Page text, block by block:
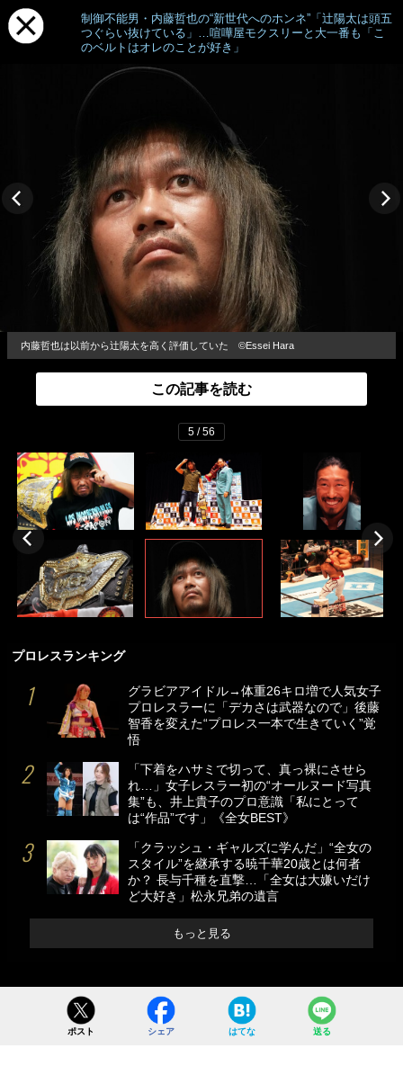
制御不能男・内藤哲也の“新世代へのホンネ”「辻陽太は頭五
つぐらい抜けている」…喧嘩屋モクスリーと大一番も「こ
のベルトはオレのことが好き」
内藤哲也は以前から辻陽太を高く評価していた ©Essei Hara
この記事を読む
5 / 56
プロレスランキング
グラビアアイドル→体重26キロ増で人気女子
プロレスラーに「デカさは武器なので」後藤
智香を変えた“プロレス一本で生きていく”覚
悟
「下着をハサミで切って、真っ裸にさせら
れ…」女子レスラー初の“オールヌード写真
集”も、井上貴子のプロ意識「私にとって
は“作品”です」《全女BEST》
「クラッシュ・ギャルズに学んだ」“全女の
スタイル”を継承する暁千華20歳とは何者
か？ 長与千種を直撃…「全女は大嫌いだけ
ど大好き」松永兄弟の遺言
もっと見る
ポスト シェア はてな 送る